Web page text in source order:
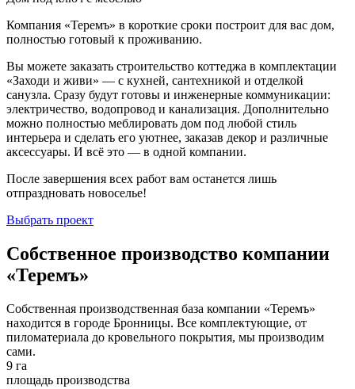
Компания «Теремъ» в короткие сроки построит для вас дом,
полностью готовый к проживанию.
Вы можете заказать строительство коттеджа в комплектации
«Заходи и живи» — с кухней, сантехникой и отделкой
санузла. Сразу будут готовы и инженерные коммуникации:
электричество, водопровод и канализация. Дополнительно
можно полностью меблировать дом под любой стиль
интерьера и сделать его уютнее, заказав декор и различные
аксессуары. И всё это — в одной компании.
После завершения всех работ вам останется лишь
отпраздновать новоселье!
Выбрать проект
Собственное производство компании
«Теремъ»
Собственная производственная база компании «Теремъ»
находится в городе Бронницы. Все комплектующие, от
пиломатериала до кровельного покрытия, мы производим
сами.
9 га
площадь производства